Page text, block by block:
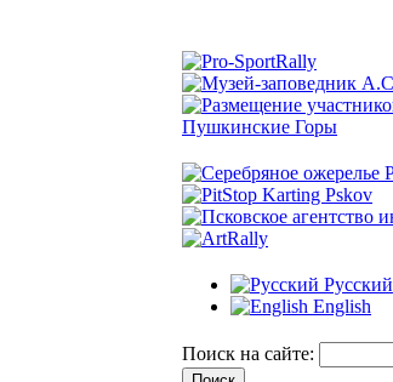
Русский
English
Поиск на сайте: